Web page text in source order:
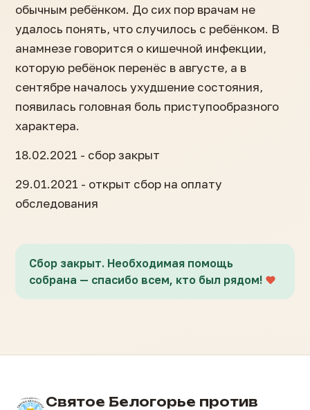
обычным ребёнком. До сих пор врачам не
удалось понять, что случилось с ребёнком. В
анамнезе говорится о кишечной инфекции,
которую ребёнок перенёс в августе, а в
сентябре началось ухудшение состояния,
появилась головная боль приступообразного
характера.
18.02.2021 - сбор закрыт
29.01.2021 - открыт сбор на оплату
обследования
Сбор закрыт. Необходимая помощь
собрана — спасибо всем, кто был рядом!
Святое Белогорье против